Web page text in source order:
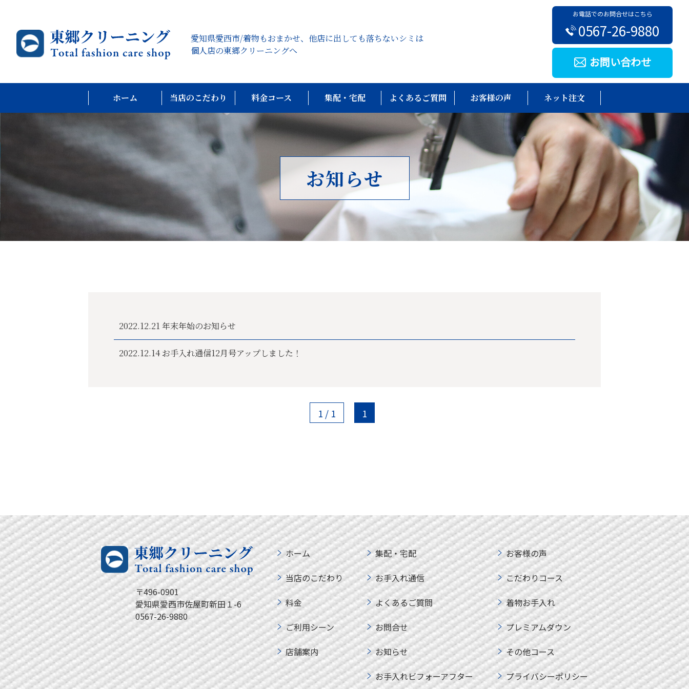
愛知県愛西市/着物もおまかせ、他店に出しても落ちないシミは
個人店の東郷クリーニングへ
お電話でのお問合せはこちら
0567-26-9880
お問い合わせ
ホーム 当店のこだわり 料金コース 集配・宅配 よくあるご質問 お客様の声 ネット注文
お知らせ
2022.12.21 年末年始のお知らせ
2022.12.14 お手入れ通信12月号アップしました！
1 / 1 1
〒496-0901
愛知県愛西市佐屋町新田１-6
0567-26-9880
ホーム
当店のこだわり
料金
ご利用シーン
店舗案内
集配・宅配
お手入れ通信
よくあるご質問
お問合せ
お知らせ
お手入れビフォーアフター
お客様の声
こだわりコース
着物お手入れ
プレミアムダウン
その他コース
プライバシーポリシー